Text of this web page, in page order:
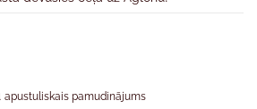
apustuliskais pamudinājums